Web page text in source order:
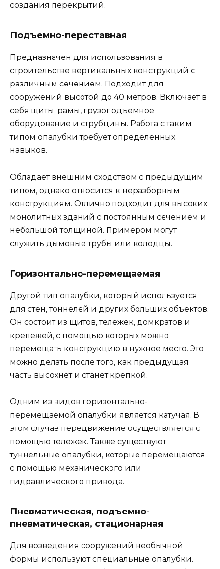
создания перекрытий.
Подъемно-переставная
Предназначен для использования в
строительстве вертикальных конструкций с
различным сечением. Подходит для
сооружений высотой до 40 метров. Включает в
себя щиты, рамы, грузоподъемное
оборудование и струбцины. Работа с таким
типом опалубки требует определенных
навыков.
Обладает внешним сходством с предыдущим
типом, однако относится к неразборным
конструкциям. Отлично подходит для высоких
монолитных зданий с постоянным сечением и
небольшой толщиной. Примером могут
служить дымовые трубы или колодцы.
Горизонтально-перемещаемая
Другой тип опалубки, который используется
для стен, тоннелей и других больших объектов.
Он состоит из щитов, тележек, домкратов и
крепежей, с помощью которых можно
перемещать конструкцию в нужное место. Это
можно делать после того, как предыдущая
часть высохнет и станет крепкой.
Одним из видов горизонтально-
перемещаемой опалубки является катучая. В
этом случае передвижение осуществляется с
помощью тележек. Также существуют
туннельные опалубки, которые перемещаются
с помощью механического или
гидравлического привода.
Пневматическая, подъемно-
пневматическая, стационарная
Для возведения сооружений необычной
формы используют специальные опалубки.